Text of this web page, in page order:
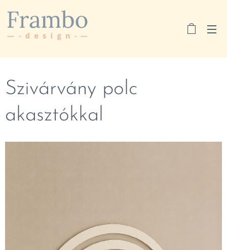
Szivárvány polc
akasztókkal